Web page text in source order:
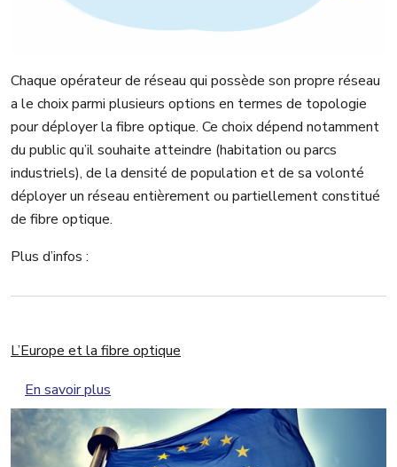
Chaque opérateur de réseau qui possède son propre réseau
a le choix parmi plusieurs options en termes de topologie
pour déployer la fibre optique. Ce choix dépend notamment
du public qu’il souhaite atteindre (habitation ou parcs
industriels), de la densité de population et de sa volonté
déployer un réseau entièrement ou partiellement constitué
de fibre optique.
Plus d’infos :
L’Europe et la fibre optique
En savoir plus